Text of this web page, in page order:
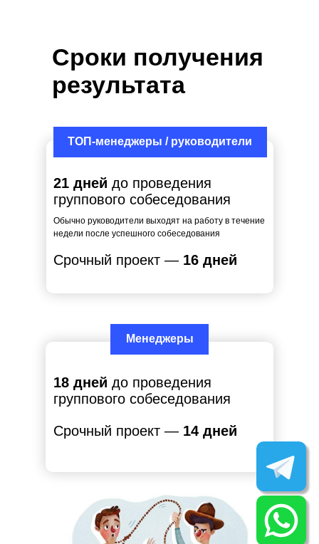
Сроки получения
результата
Обычно руководители выходят на работу в течение
недели после успешного собеседования
21 дней до проведения
группового собеседования
Срочный проект — 16 дней
ТОП-менеджеры / руководители
Менеджеры
18 дней до проведения
группового собеседования
Срочный проект — 14 дней